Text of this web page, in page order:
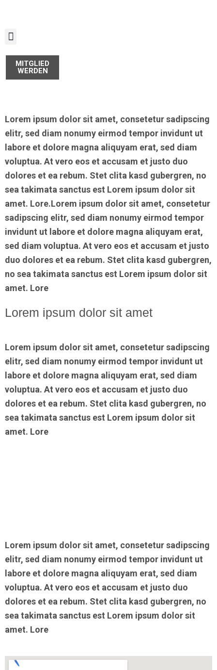
springen
MITGLIED
WERDEN
Lorem ipsum dolor sit amet, consetetur sadipscing
elitr, sed diam nonumy eirmod tempor invidunt ut
labore et dolore magna aliquyam erat, sed diam
voluptua. At vero eos et accusam et justo duo
dolores et ea rebum. Stet clita kasd gubergren, no
sea takimata sanctus est Lorem ipsum dolor sit
amet. Lore.Lorem ipsum dolor sit amet, consetetur
sadipscing elitr, sed diam nonumy eirmod tempor
invidunt ut labore et dolore magna aliquyam erat,
sed diam voluptua. At vero eos et accusam et justo
duo dolores et ea rebum. Stet clita kasd gubergren,
no sea takimata sanctus est Lorem ipsum dolor sit
amet. Lore
Lorem ipsum dolor sit amet
Lorem ipsum dolor sit amet, consetetur sadipscing
elitr, sed diam nonumy eirmod tempor invidunt ut
labore et dolore magna aliquyam erat, sed diam
voluptua. At vero eos et accusam et justo duo
dolores et ea rebum. Stet clita kasd gubergren, no
sea takimata sanctus est Lorem ipsum dolor sit
amet. Lore
Lorem ipsum dolor sit amet, consetetur sadipscing
elitr, sed diam nonumy eirmod tempor invidunt ut
labore et dolore magna aliquyam erat, sed diam
voluptua. At vero eos et accusam et justo duo
dolores et ea rebum. Stet clita kasd gubergren, no
sea takimata sanctus est Lorem ipsum dolor sit
amet. Lore